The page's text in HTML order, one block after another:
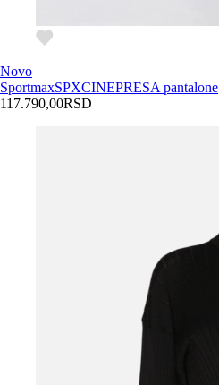
Novo
SportmaxSPXCINEPRESA pantalone
117.790,00RSD